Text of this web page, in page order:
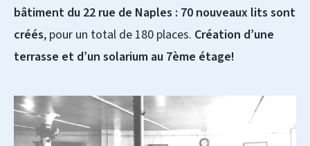
bâtiment du 22 rue de Naples : 70 nouveaux lits sont
créés, pour un total de 180 places. Création d’une
terrasse et d’un solarium au 7ème étage!